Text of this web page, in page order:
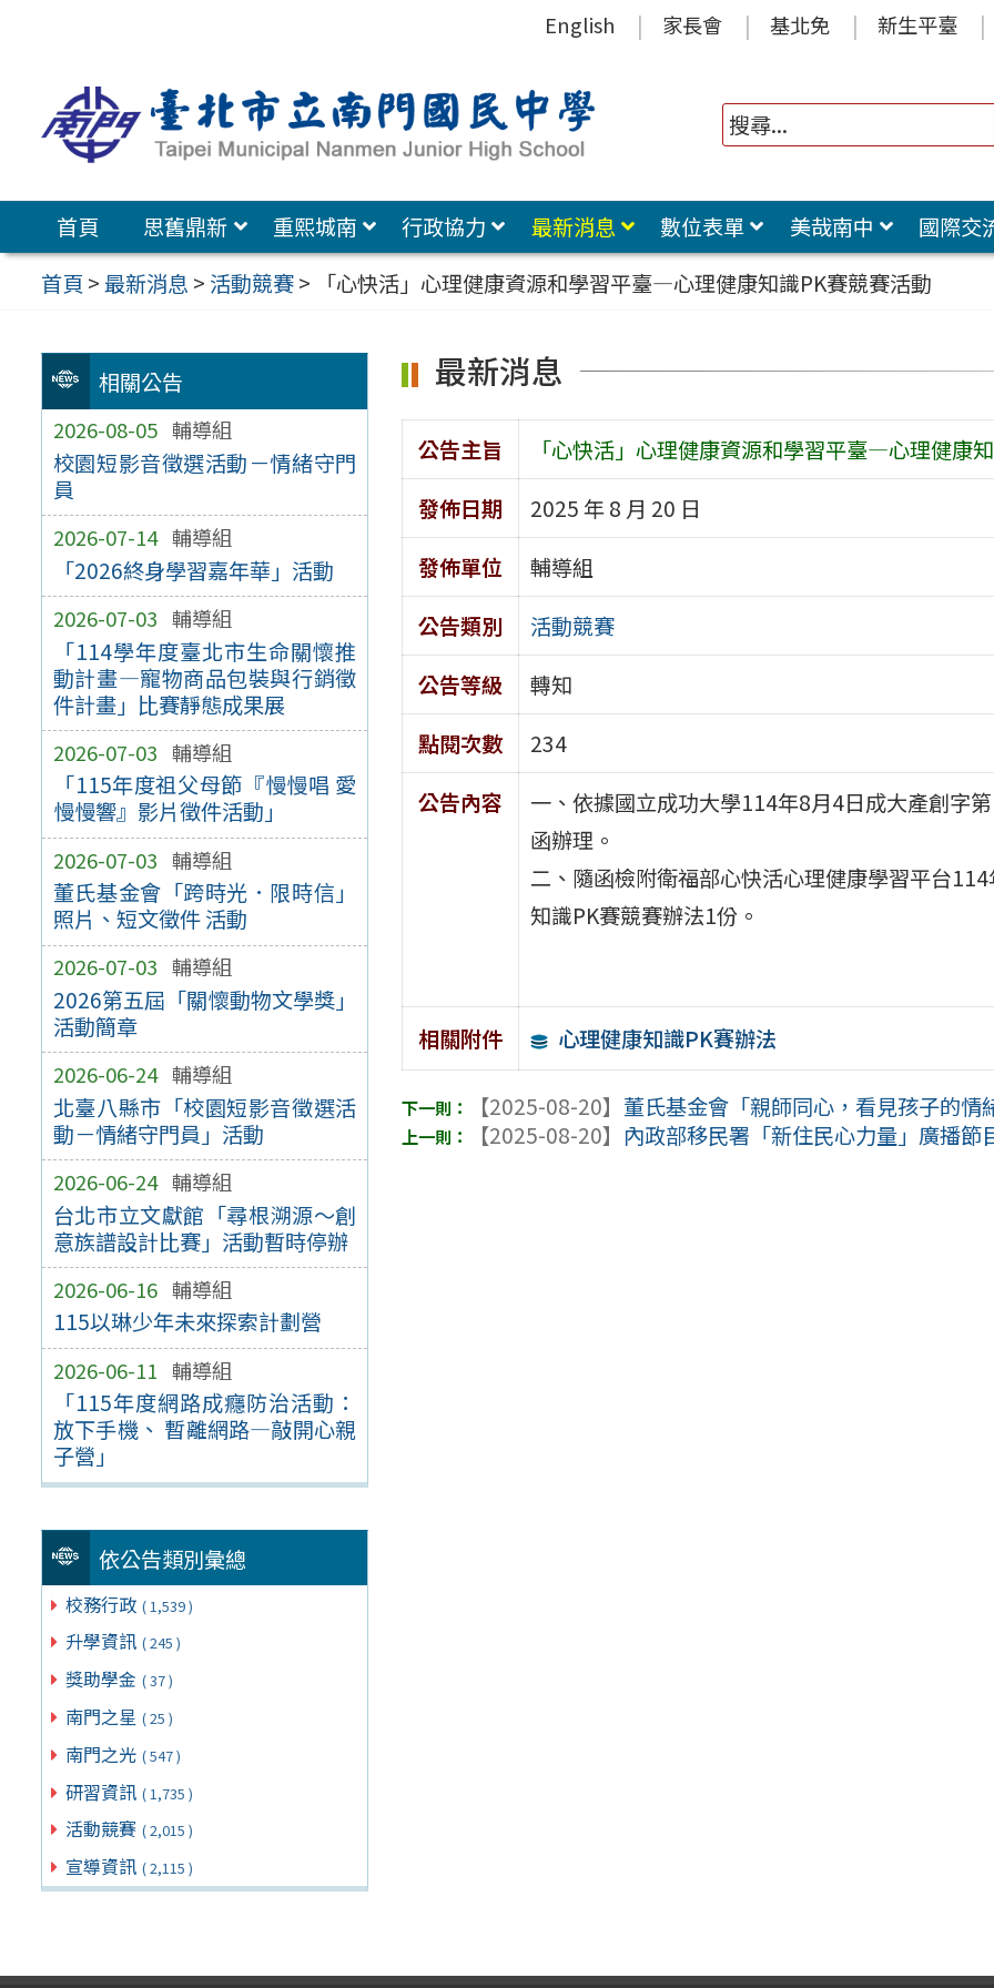
容
區
English 家長會 基北免 新生平臺
首頁 思舊鼎新 重熙城南 行政協力 最新消息 數位表單 美哉南中 國際交
首頁 >最新消息 > 活動競賽> 「心快活」心理健康資源和學習平臺—心理健康知識PK賽競賽活動
相關公告
2026-08-05 輔導組
校園短影音徵選活動－情緒守門
員
2026-07-14 輔導組
「2026終身學習嘉年華」活動
2026-07-03 輔導組
「114學年度臺北市生命關懷推
動計畫—寵物商品包裝與行銷徵
件計畫」比賽靜態成果展
2026-07-03 輔導組
「115年度祖父母節『慢慢唱 愛
慢慢響』影片徵件活動」
2026-07-03 輔導組
董氏基金會「跨時光．限時信」
照片、短文徵件 活動
2026-07-03 輔導組
2026第五屆「關懷動物文學獎」
活動簡章
2026-06-24 輔導組
北臺八縣市「校園短影音徵選活
動－情緒守門員」活動
2026-06-24 輔導組
台北市立文獻館「尋根溯源～創
意族譜設計比賽」活動暫時停辦
2026-06-16 輔導組
115以琳少年未來探索計劃營
2026-06-11 輔導組
「115年度網路成癮防治活動：
放下手機、 暫離網路—敲開心親
子營」
依公告類別彙總
校務行政 ( 1,539 )
升學資訊 ( 245 )
獎助學金 ( 37 )
南門之星 ( 25 )
南門之光 ( 547 )
研習資訊 ( 1,735 )
活動競賽 ( 2,015 )
宣導資訊 ( 2,115 )
最新消息
公告主旨
「心快活」心理健康資源和學習平臺—心理健康
發佈日期
2025 年 8 月 20 日
發佈單位
輔導組
公告類別
活動競賽
公告等級
轉知
點閱次數
234
公告內容
一、依據國立成功大學114年8月4日成大產創字
函辦理。
二、隨函檢附衛福部心快活心理健康學習平台
知識PK賽競賽辦法1份。
相關附件 心理健康知識PK賽辦法
【2025-08-20】 董氏基金會「親師同心，看見孩子的情
【2025-08-20】 內政部移民署「新住民心力量」廣播節